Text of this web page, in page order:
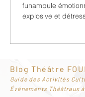
funambule
explosive et
Blog Théâtre
Guide des Activités
Événements Théâtraux